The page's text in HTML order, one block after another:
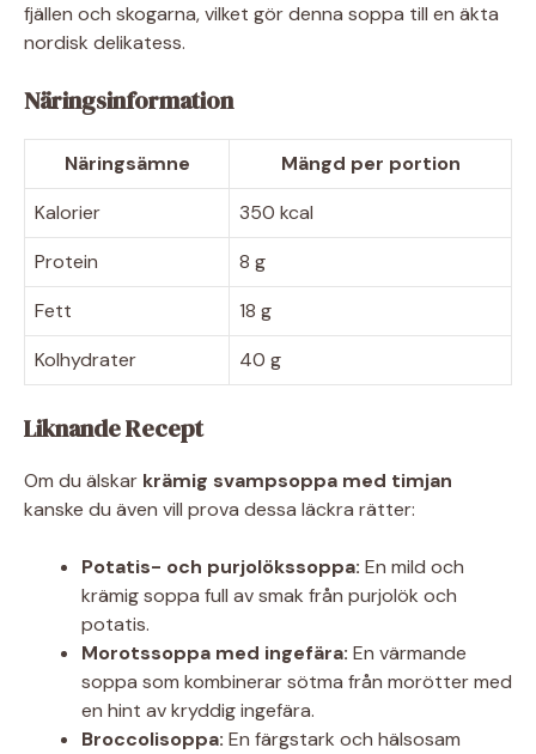
fjällen och skogarna, vilket gör denna soppa till en äkta
nordisk delikatess.
Näringsinformation
Näringsämne
Mängd per portion
Kalorier
350 kcal
Protein
8 g
Fett
18 g
Kolhydrater
40 g
Liknande Recept
Om du älskar krämig svampsoppa med timjan
kanske du även vill prova dessa läckra rätter:
Potatis- och purjolökssoppa: En mild och
krämig soppa full av smak från purjolök och
potatis.
Morotssoppa med ingefära: En värmande
soppa som kombinerar sötma från morötter med
en hint av kryddig ingefära.
Broccolisoppa: En färgstark och hälsosam